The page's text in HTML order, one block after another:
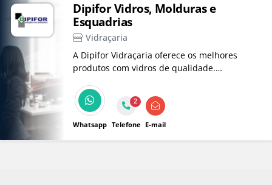
Dipifor Vidros, Molduras e
Esquadrias
Vidraçaria
A Dipifor Vidraçaria oferece os melhores
produtos com vidros de qualidade.
e serviços para tornar o seu escritório um
ambiente muito mais bonito, confortável e
produtivo.
Whatsapp
2
Telefone E-mail